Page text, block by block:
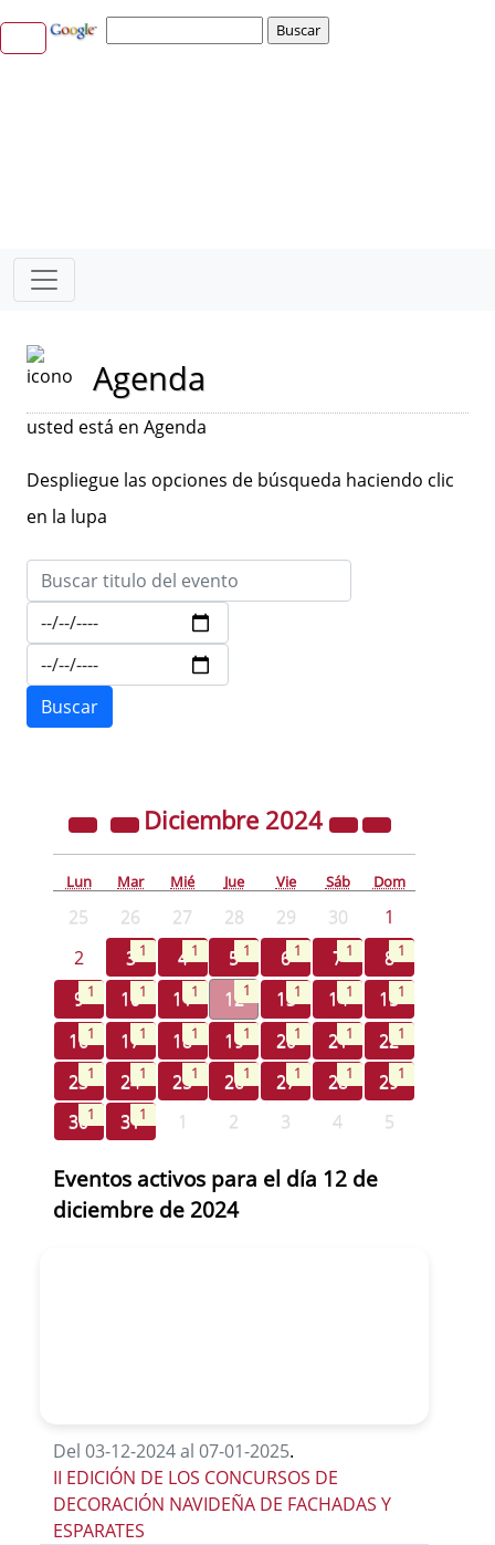
Agenda
usted está en Agenda
Despliegue las opciones de búsqueda haciendo clic
en la lupa
Diciembre 2024
Lun Mar Mié Jue Vie Sáb Dom
25 26 27 28 29 30
1
2
3 1 4 1 5 1 6 1 7 1 8 1
9 1 101 111 121 131 141 151
161 171 181 191 201 211 221
231 241 251 261 271 281 291
301 311 1 2 3 4 5
Eventos activos para el día 12 de
diciembre de 2024
Del 03-12-2024 al 07-01-2025.
II EDICIÓN DE LOS CONCURSOS DE
DECORACIÓN NAVIDEÑA DE FACHADAS Y
ESPARATES